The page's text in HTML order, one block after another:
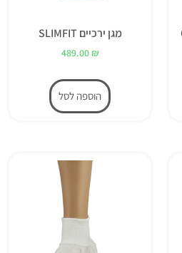
מגן ירכיים SLIMFIT
489.00 ₪
הוספה לסל